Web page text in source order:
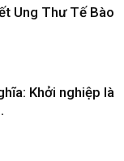
Ung Thư Tế Bào
Khởi nghiệp là